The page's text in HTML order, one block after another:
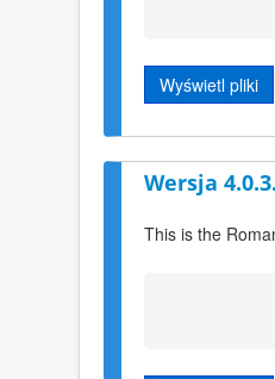
Wyświetl pliki
Wersja
This is the